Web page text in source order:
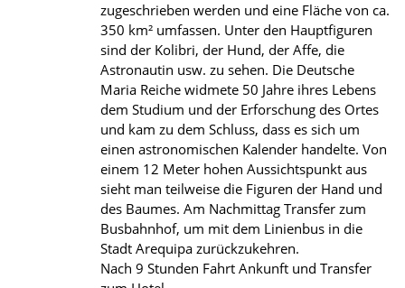
zugeschrieben werden und eine Fläche von ca.
350 km² umfassen. Unter den Hauptfiguren
sind der Kolibri, der Hund, der Affe, die
Astronautin usw. zu sehen. Die Deutsche
Maria Reiche widmete 50 Jahre ihres Lebens
dem Studium und der Erforschung des Ortes
und kam zu dem Schluss, dass es sich um
einen astronomischen Kalender handelte. Von
einem 12 Meter hohen Aussichtspunkt aus
sieht man teilweise die Figuren der Hand und
des Baumes. Am Nachmittag Transfer zum
Busbahnhof, um mit dem Linienbus in die
Stadt Arequipa zurückzukehren.
Nach 9 Stunden Fahrt Ankunft und Transfer